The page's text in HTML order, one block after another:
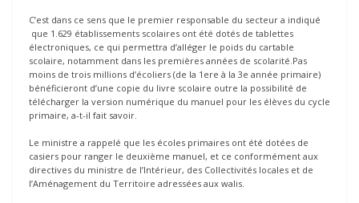
C’est dans ce sens que le premier responsable du secteur a indiqué
que 1.629 établissements scolaires ont été dotés de tablettes
électroniques, ce qui permettra d’alléger le poids du cartable
scolaire, notamment dans les premières années de scolarité.Pas
moins de trois millions d’écoliers (de la 1ere à la 3e année primaire)
bénéficieront d’une copie du livre scolaire outre la possibilité de
télécharger la version numérique du manuel pour les élèves du cycle
primaire, a-t-il fait savoir.
Le ministre a rappelé que les écoles primaires ont été dotées de
casiers pour ranger le deuxième manuel, et ce conformément aux
directives du ministre de l’Intérieur, des Collectivités locales et de
l’Aménagement du Territoire adressées aux walis.